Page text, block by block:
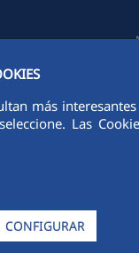
más
Las
CONFIGURAR
CORPORATIVO